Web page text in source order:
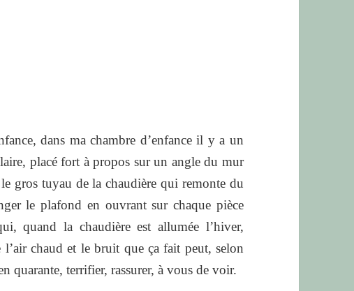
dans ma chambre d’enfance il y a un
placé fort à propos sur un angle du mur
gros tuyau de la chaudière qui remonte du
le plafond en ouvrant sur chaque pièce
quand la chaudière est allumée l’hiver,
chaud et le bruit que ça fait peut, selon
quarante, terrifier, rassurer, à vous de voir.